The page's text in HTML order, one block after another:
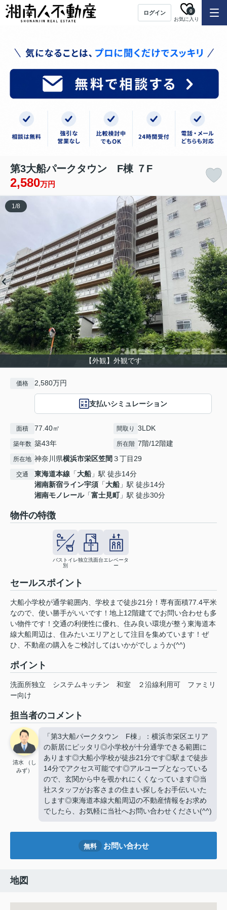
ログイン
お気に入り
0
第3大船パークタウン F棟 ７F
2,580万円
【外観】外観です
1/8
価格 2,580万円
支払いシミュレーション
面積 77.40㎡ 間取り 3LDK
築年数 築43年 所在階 7階/12階建
所在地 神奈川県横浜市栄区笠間 ３丁目29
交通 東海道本線 「大船」駅 徒歩14分
湘南新宿ライン宇須 「大船」駅 徒歩14分
湘南モノレール「富士見町」駅 徒歩30分
物件の特徴
バストイレ
別
独立洗面台エレベータ
ー
セールスポイント
大船小学校が通学範囲内、学校まで徒歩21分！専有面積77.4平米
なので、使い勝手がいいです！地上12階建てでお問い合わせも多
い物件です！交通の利便性に優れ、住み良い環境が整う東海道本
線大船周辺は、住みたいエリアとして注目を集めています！ぜ
ひ、不動産の購入をご検討してはいかがでしょうか(^^)
ポイント
洗面所独立 システムキッチン 和室 ２沿線利用可
ファミリ
ー向け
担当者のコメント
清水 （し
みず）
「第3大船パークタウン F棟」：横浜市栄区エリア
の新居にピッタリ◎小学校が十分通学できる範囲に
あります◎大船小学校が徒歩21分です◎駅まで徒歩
14分でアクセス可能です◎アルコーブとなっている
ので、玄関から中を覗かれにくくなっています◎当
社スタッフがお客さまの住まい探しをお手伝いいた
します◎東海道本線大船周辺の不動産情報をお求め
でしたら、お気軽に当社へお問い合わせください(^^)
無料 お問い合わせ
地図